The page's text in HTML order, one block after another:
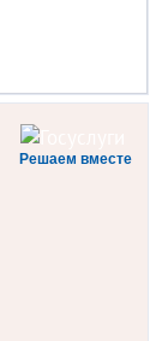
Решаем вместе